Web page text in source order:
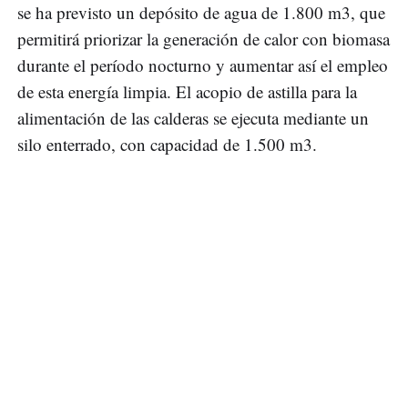
se ha previsto un depósito de agua de 1.800 m3, que
permitirá priorizar la generación de calor con biomasa
durante el período nocturno y aumentar así el empleo
de esta energía limpia. El acopio de astilla para la
alimentación de las calderas se ejecuta mediante un
silo enterrado, con capacidad de 1.500 m3.